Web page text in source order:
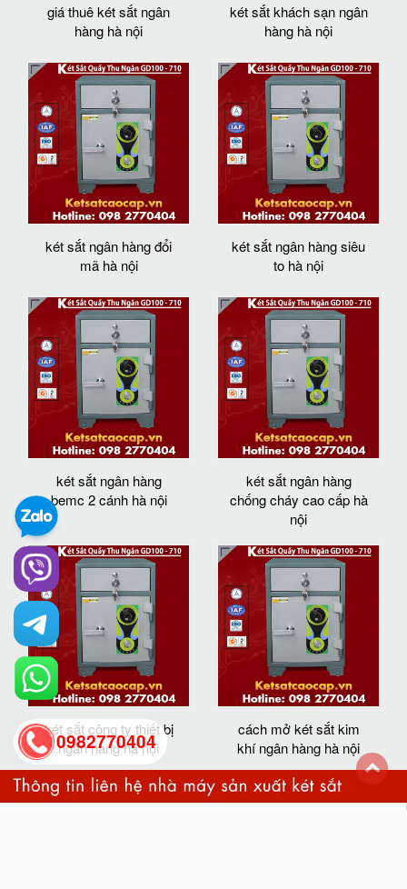
giá thuê két sắt ngân
hàng hà nội
két sắt khách sạn ngân
hàng hà nội
két sắt ngân hàng đổi
mã hà nội
két sắt ngân hàng siêu
to hà nội
két sắt ngân hàng
bemc 2 cánh hà nội
két sắt ngân hàng
chống cháy cao cấp hà
nội
két sắt công ty thiết bị
ngân hàng hà nội
cách mở két sắt kim
khí ngân hàng hà nội
0982770404
back